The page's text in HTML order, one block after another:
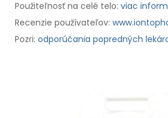
Použiteľnosť na celé telo: viac
Recenzie používateľov:
Pozri: odporúčania popredných